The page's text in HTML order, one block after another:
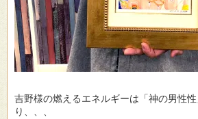
吉野様の燃えるエネルギーは「神の男性
り、、、